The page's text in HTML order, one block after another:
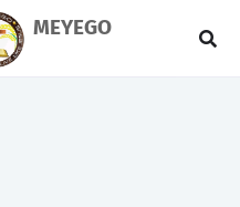
MEYEGO